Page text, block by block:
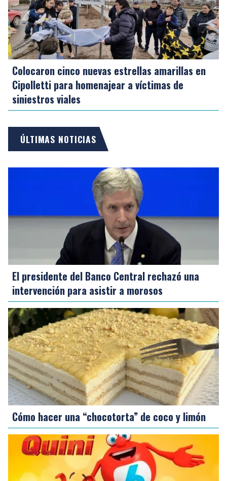
Colocaron cinco nuevas estrellas amarillas en
Cipolletti para homenajear a víctimas de
siniestros viales
ÚLTIMAS NOTICIAS
El presidente del Banco Central rechazó una
intervención para asistir a morosos
Cómo hacer una “chocotorta” de coco y limón